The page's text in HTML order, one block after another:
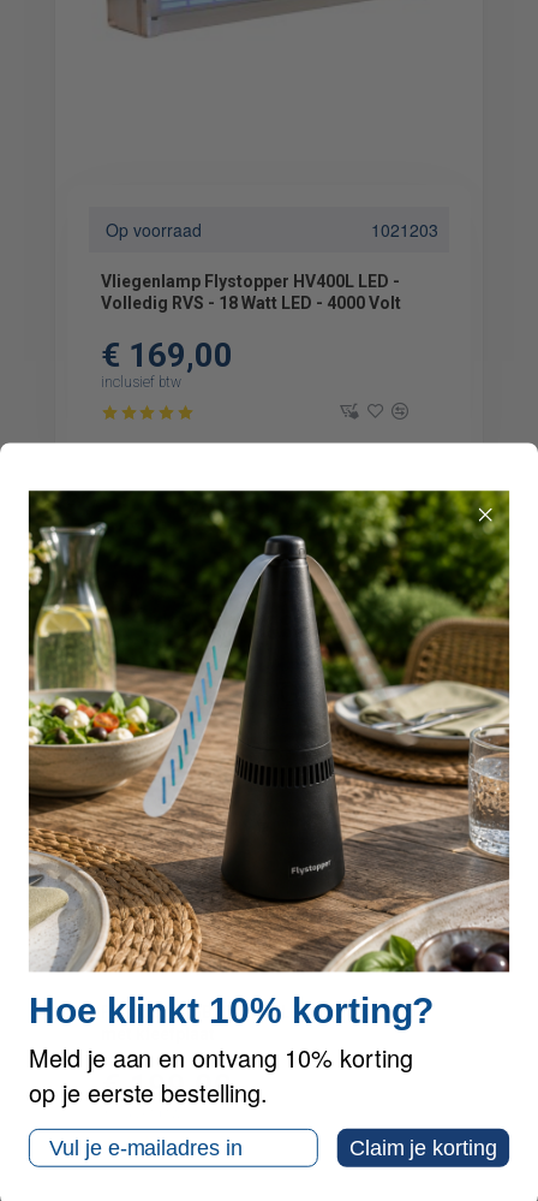
Op voorraad 1021203
Vliegenlamp Flystopper HV400L LED -
Volledig RVS - 18 Watt LED - 4000 Volt
€ 169,00
inclusief btw
LED
Op voorraad 1022301
Flystopper GB30L RVS LED Vliegenlamp
€ 199,00
Hoe klinkt 10% korting?
Meld je aan en ontvang 10% korting
op je eerste bestelling.
Email Claim je korting